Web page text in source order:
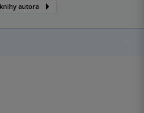
autora